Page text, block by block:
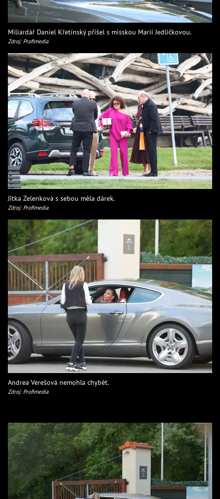
Miliardář Daniel Křetínský přišel s misskou Marií Jedličkovou.
Zdroj: Profimedia
Jitka Zelenková s sebou měla dárek.
Zdroj: Profimedia
Andrea Verešová nemohla chybět.
Zdroj: Profimedia